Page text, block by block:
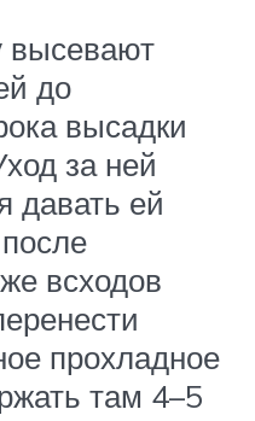
высевают
до
высадки
за ней
давать ей
всходов
прохладное
там 4–5